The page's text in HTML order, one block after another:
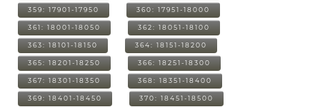
359: 17901-17950 360: 17951-18000
361: 18001-18050 362: 18051-18100
363: 18101-18150 364: 18151-18200
365: 18201-18250 366: 18251-18300
367: 18301-18350 368: 18351-18400
369: 18401-18450 370: 18451-18500